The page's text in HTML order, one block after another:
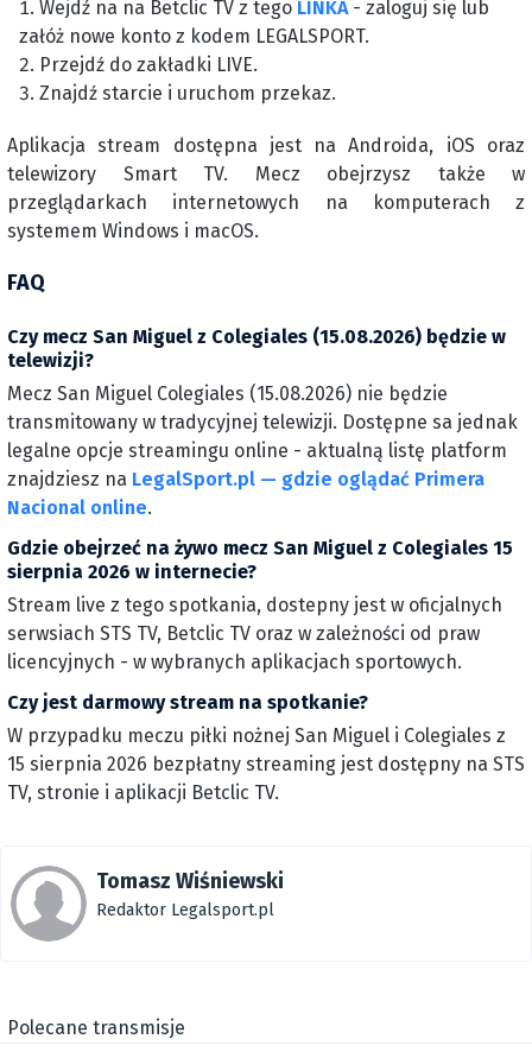
Wejdź na na Betclic TV z tego LINKA- zaloguj się lub
załóż nowe konto z kodem LEGALSPORT.
Przejdź do zakładki LIVE.
Znajdź starcie i uruchom przekaz.
Aplikacja stream dostępna jest na Androida, iOS oraz
telewizory Smart TV. Mecz obejrzysz także w
przeglądarkach internetowych na komputerach z
systemem Windows i macOS.
FAQ
Czy mecz San Miguel z Colegiales (15.08.2026) będzie w
telewizji?
Mecz San Miguel Colegiales (15.08.2026) nie będzie
transmitowany w tradycyjnej telewizji. Dostępne sa jednak
legalne opcje streamingu online - aktualną listę platform
znajdziesz na LegalSport.pl — gdzie oglądać Primera
Nacional online.
Gdzie obejrzeć na żywo mecz San Miguel z Colegiales 15
sierpnia 2026 w internecie?
Stream live z tego spotkania, dostepny jest w oficjalnych
serwsiach STS TV, Betclic TV oraz w zależności od praw
licencyjnych - w wybranych aplikacjach sportowych.
Czy jest darmowy stream na spotkanie?
W przypadku meczu piłki nożnej San Miguel i Colegiales z
15 sierpnia 2026 bezpłatny streaming jest dostępny na STS
TV, stronie i aplikacji Betclic TV.
Tomasz Wiśniewski
Redaktor Legalsport.pl
Polecane transmisje